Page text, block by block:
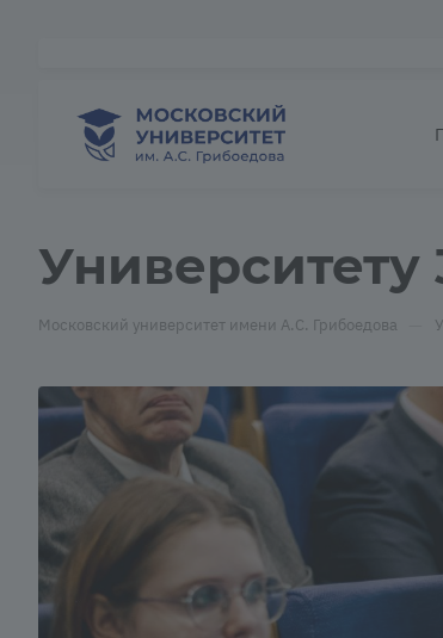
Университету
Московский университет имени А.С. Грибоедова